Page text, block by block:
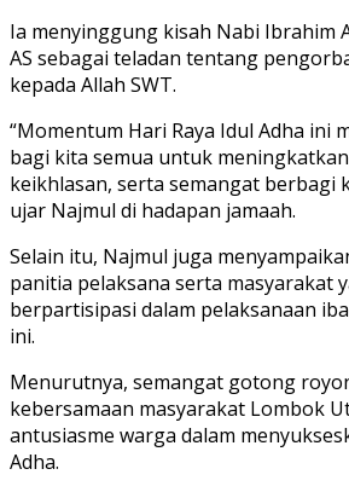
Ia menyinggung kisah Nabi Ibrahim
AS sebagai teladan tentang
kepada Allah SWT.
“Momentum Hari Raya Idul Adha ini
bagi kita semua untuk
keikhlasan, serta semangat berbagi
ujar Najmul di hadapan jamaah.
Selain itu, Najmul juga
panitia pelaksana serta masyarakat
berpartisipasi dalam pelaksanaan
ini.
Menurutnya, semangat gotong
kebersamaan masyarakat Lombok
antusiasme warga dalam
Adha.